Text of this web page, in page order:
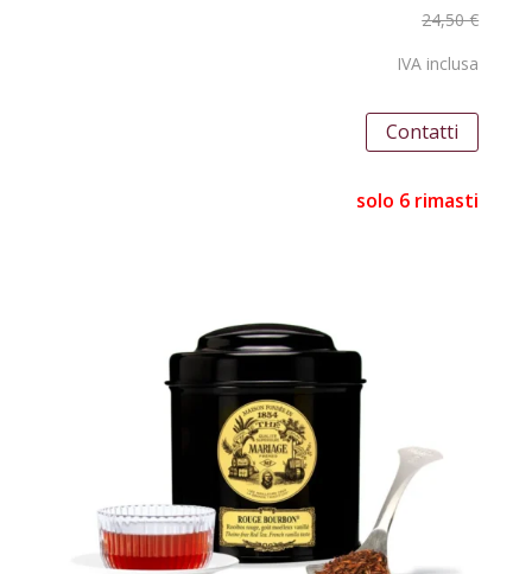
24,50 €
IVA inclusa
Contatti
solo 6 rimasti